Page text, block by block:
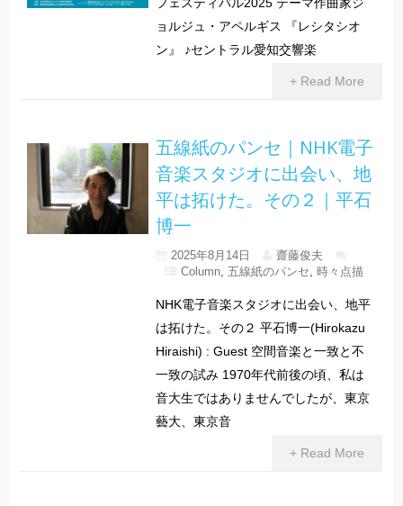
ョルジュ・アペルギス 『レシタシオ
ン』 ♪セントラル愛知交響楽
+ Read More
五線紙のパンセ｜NHK電子
音楽スタジオに出会い、地
平は拓けた。その２｜平石
博一
2025年8月14日
齋藤俊夫
Column, 五線紙のパンセ 時々点描
NHK電子音楽スタジオに出会い、地平
は拓けた。その２ 平石博一(Hirokazu
Hiraishi) : Guest 空間音楽と一致と不
一致の試み 1970年代前後の頃、私は
音大生ではありませんでしたが、東京
藝大、東京音
+ Read More